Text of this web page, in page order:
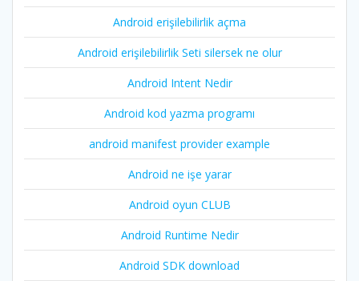
Android erişilebilirlik açma
Android erişilebilirlik Seti silersek ne olur
Android Intent Nedir
Android kod yazma programı
android manifest provider example
Android ne işe yarar
Android oyun CLUB
Android Runtime Nedir
Android SDK download